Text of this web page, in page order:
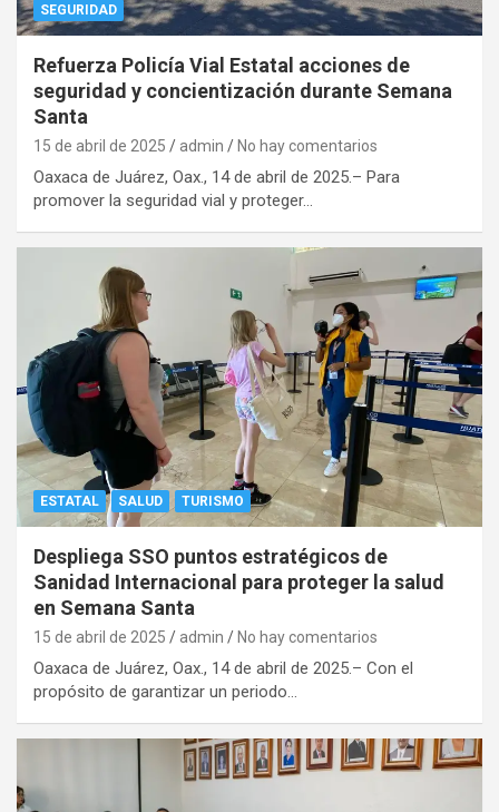
SEGURIDAD
Refuerza Policía Vial Estatal acciones de
seguridad y concientización durante Semana
Santa
15 de abril de 2025 admin No hay comentarios
Oaxaca de Juárez, Oax., 14 de abril de 2025.– Para
promover la seguridad vial y proteger…
ESTATAL SALUD TURISMO
Despliega SSO puntos estratégicos de
Sanidad Internacional para proteger la salud
en Semana Santa
15 de abril de 2025 admin No hay comentarios
Oaxaca de Juárez, Oax., 14 de abril de 2025.– Con el
propósito de garantizar un periodo…